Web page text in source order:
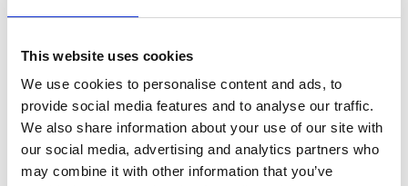
This website uses cookies
We use cookies to personalise content and ads, to
provide social media features and to analyse our traffic.
We also share information about your use of our site with
our social media, advertising and analytics partners who
may combine it with other information that you’ve
7 Agosto 2026